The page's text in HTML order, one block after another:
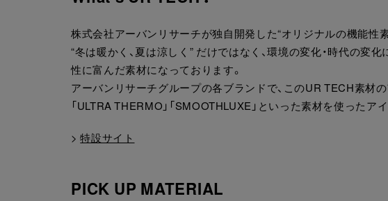
株式会社アーバンリサーチが独自開発した“オリジナルの機能性素
“冬は暖かく、夏は涼しく” だけではなく、環境の変化・時代の変
性に富んだ素材になっております。
アーバンリサーチグループの各ブランドで、このUR TECH素材
「ULTRA THERMO」「SMOOTHLUXE」といった素材を使ったア
>特設サイト
PICK UP MATERIAL